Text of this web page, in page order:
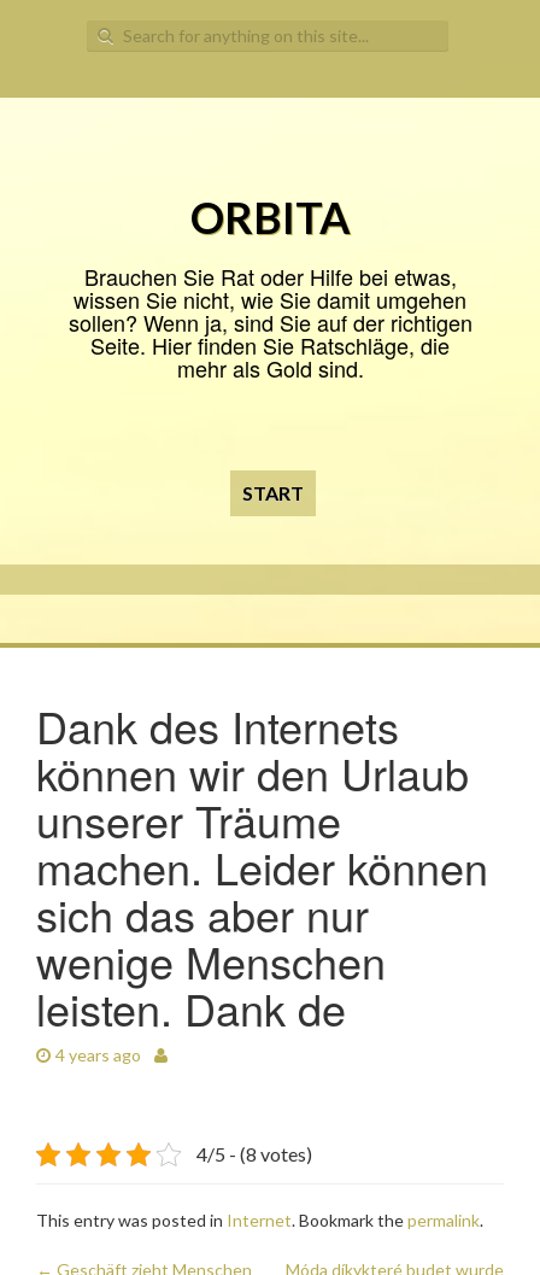
Search
for:
ORBITA
Brauchen Sie Rat oder Hilfe bei etwas,
wissen Sie nicht, wie Sie damit umgehen
sollen? Wenn ja, sind Sie auf der richtigen
Seite. Hier finden Sie Ratschläge, die
mehr als Gold sind.
START
Dank des Internets
können wir den Urlaub
unserer Träume
machen. Leider können
sich das aber nur
wenige Menschen
leisten. Dank de
4 years ago
4/5 - (8 votes)
This entry was posted in Internet. Bookmark thepermalink.
← Geschäft zieht Menschen
Móda díkykteré budet wurde